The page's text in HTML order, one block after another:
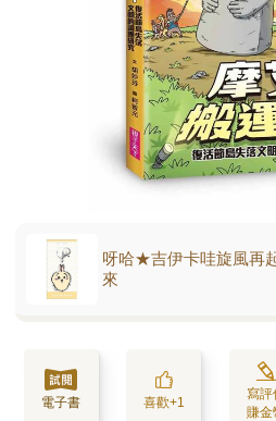
呀哈★吉伊卡哇旋風再
來
電子書 喜歡+1
寫評
賺金